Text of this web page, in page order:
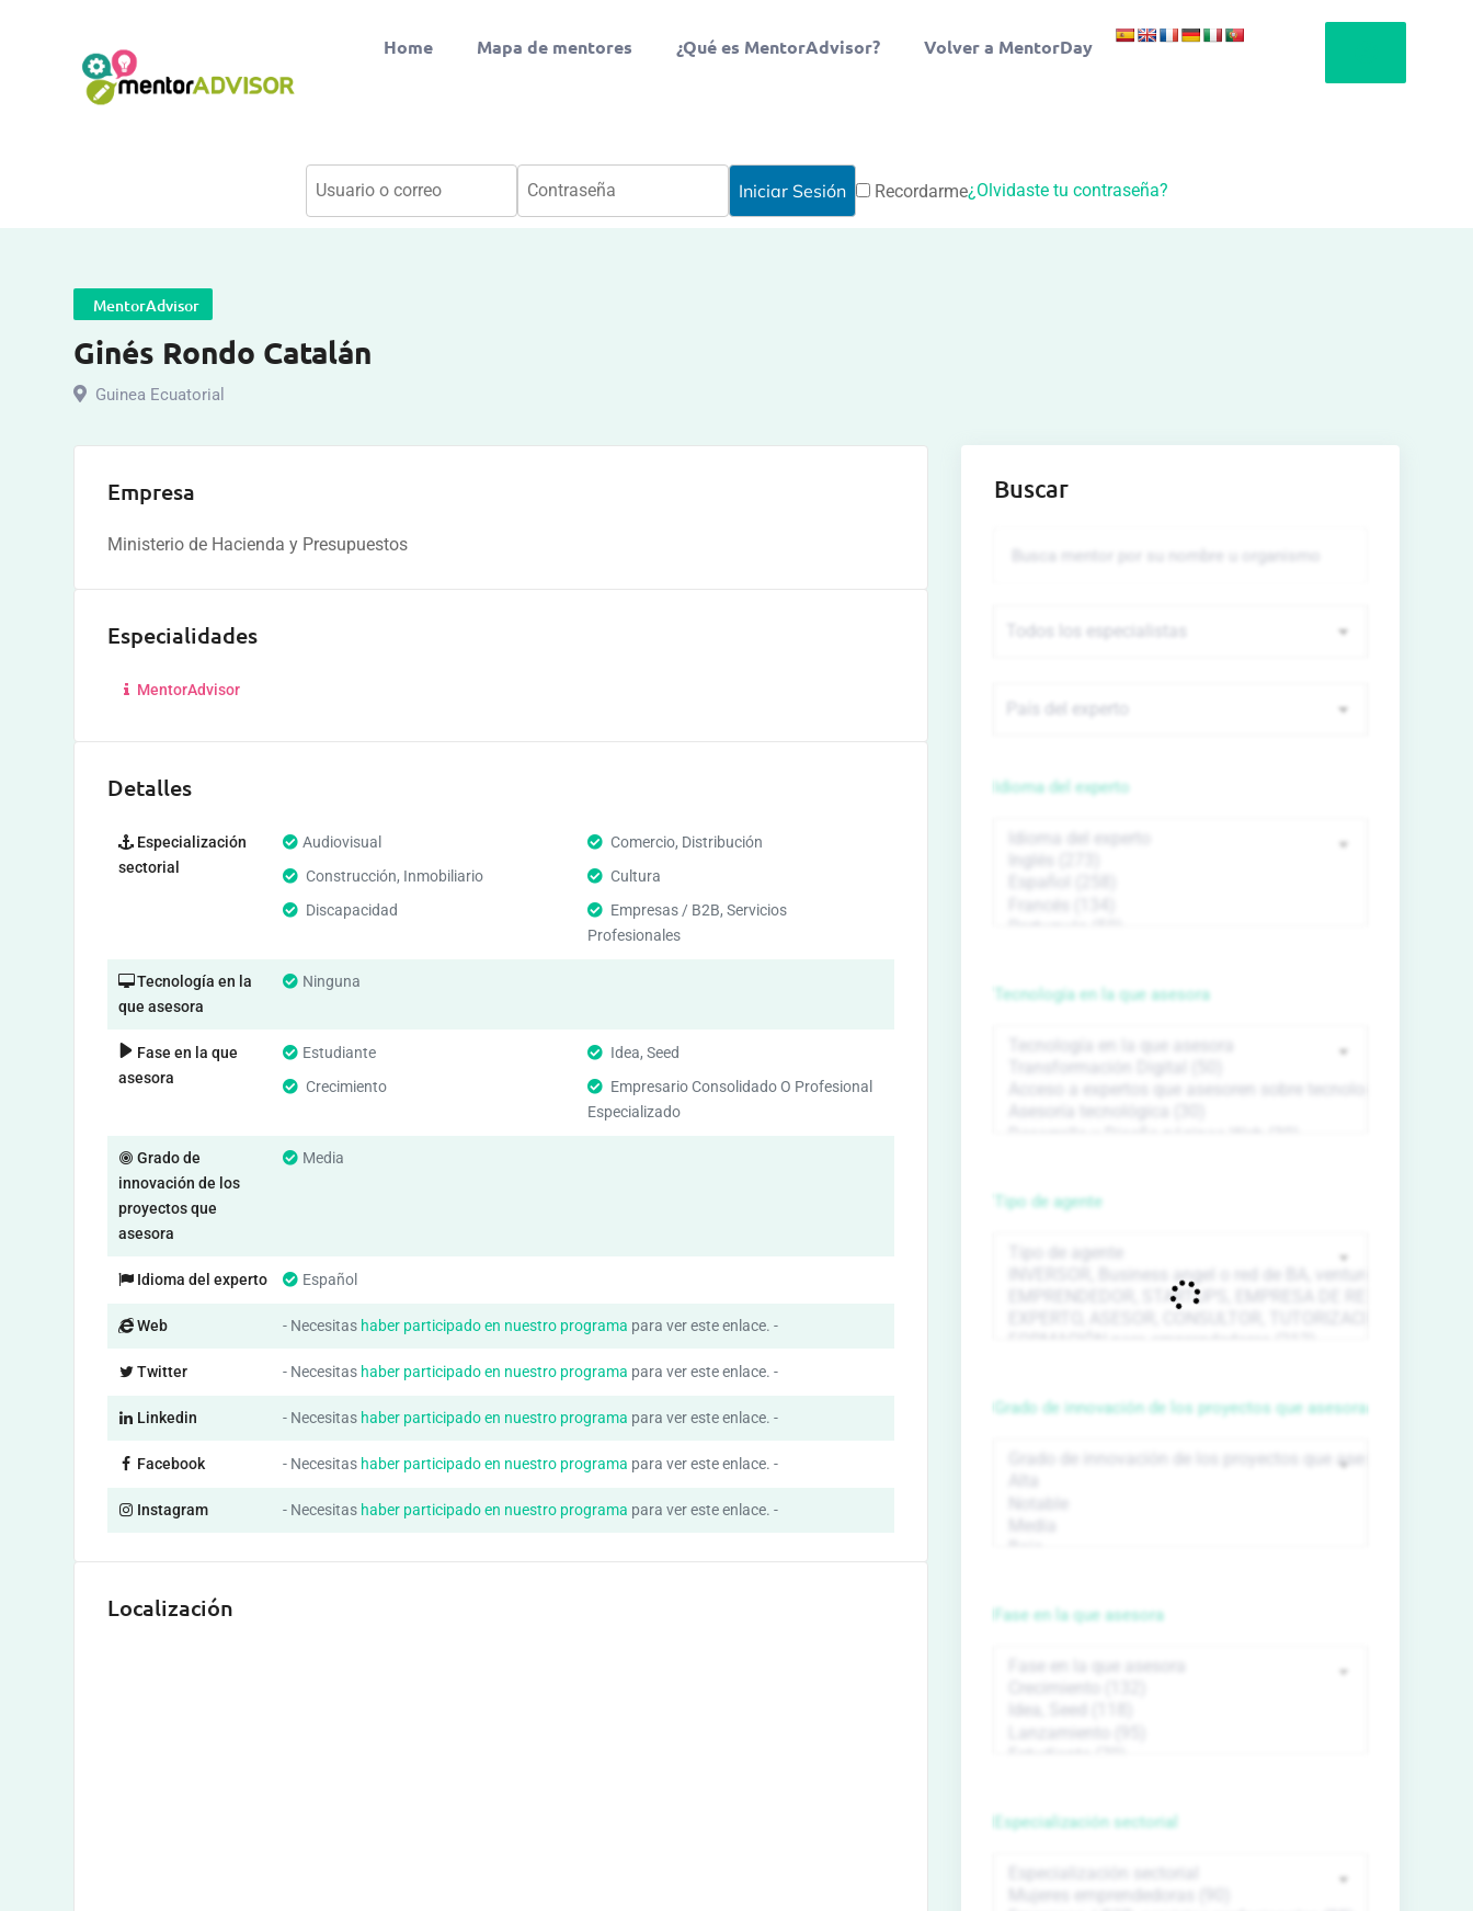
Home Mapa de mentores ¿Qué es MentorAdvisor? Volver a MentorDay
Recordarme¿Olvidaste tu contraseña?
MentorAdvisor
Ginés Rondo Catalán
Guinea Ecuatorial
Empresa
Ministerio de Hacienda y Presupuestos
Especialidades
MentorAdvisor
Detalles
Especialización
sectorial
Audiovisual
Comercio, Distribución
Construcción, Inmobiliario
Cultura
Discapacidad
Empresas / B2B, Servicios
Profesionales
Tecnología en la
que asesora
Ninguna
Fase en la que
asesora
Estudiante
Idea, Seed
Crecimiento
Empresario Consolidado O Profesional
Especializado
Grado de
innovación de los
proyectos que
asesora
Media
Idioma del experto Español
Web - Necesitas haber participado en nuestro programa para ver este enlace. -
Twitter - Necesitas haber participado en nuestro programa para ver este enlace. -
Linkedin - Necesitas haber participado en nuestro programa para ver este enlace. -
Facebook - Necesitas haber participado en nuestro programa para ver este enlace. -
Instagram - Necesitas haber participado en nuestro programa para ver este enlace. -
Localización
Buscar
Idioma del experto
Tecnología en la que asesora
Tipo de agente
Grado de innovación de los proyectos que asesora
Fase en la que asesora
Especialización sectorial